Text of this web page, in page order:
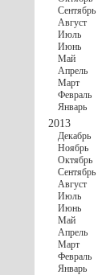
Сентябрь
Август
Июль
Июнь
Май
Апрель
Март
Февраль
Январь
2013
Декабрь
Ноябрь
Октябрь
Сентябрь
Август
Июль
Июнь
Май
Апрель
Март
Февраль
Январь